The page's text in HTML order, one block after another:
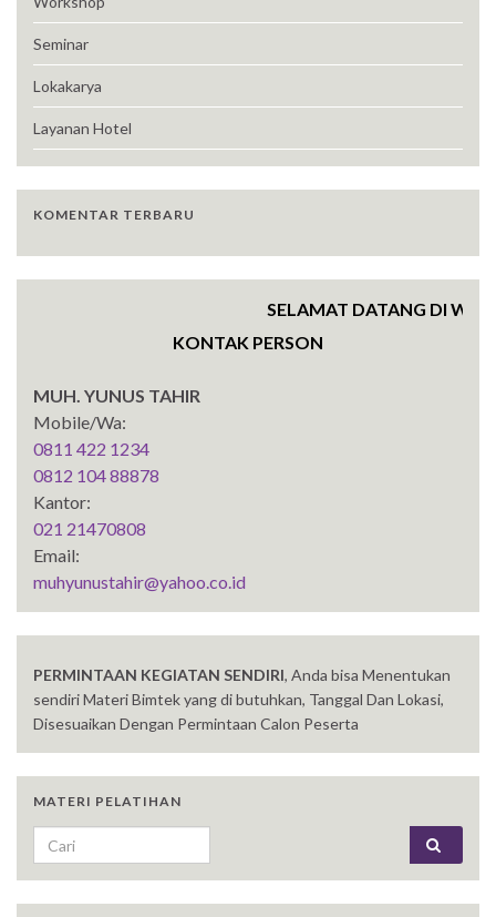
Seminar
Lokakarya
Layanan Hotel
KOMENTAR TERBARU
SELAMAT DATANG DI
KONTAK PERSON
MUH. YUNUS TAHIR
Mobile/Wa:
0811 422 1234
0812 104 88878
Kantor:
021 21470808
Email:
muhyunustahir@yahoo.co.id
PERMINTAAN KEGIATAN SENDIRI, Anda bisa Menentukan
sendiri Materi Bimtek yang di butuhkan, Tanggal Dan Lokasi,
Disesuaikan Dengan Permintaan Calon Peserta
MATERI PELATIHAN
Search for: